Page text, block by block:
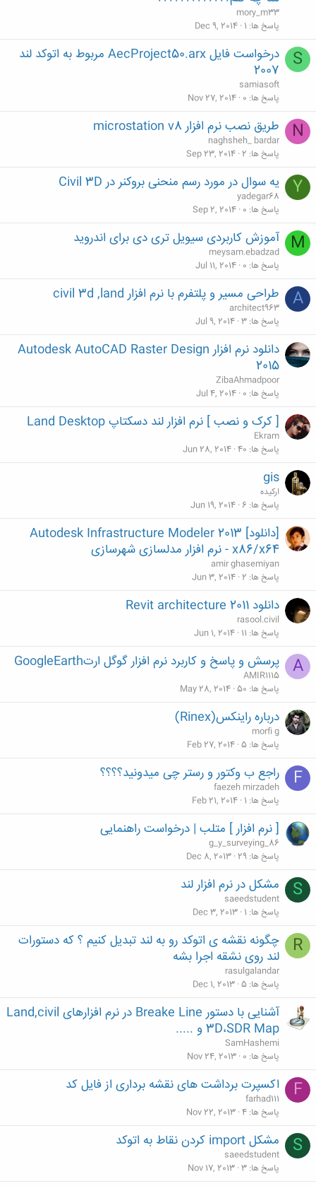
mory_m33
پاسخ ها 1
Dec 9, 2014
S
درخواست فایل AecProject50.arx مربوط به اتوکد لند
2007
samiasoft
پاسخ ها 0
Nov 27, 2014
N طریق نصب نرم افزار microstation v8
naghsheh_ bardar
پاسخ ها 2
Sep 23, 2014
Y یه سوال در مورد رسم منحنی بروکنر در Civil 3D
yadegar68
پاسخ ها 0
Sep 2, 2014
M آموزش کاربردی سیویل تری دی برای اندروید
meysam.ebadzad
پاسخ ها 0
Jul 11, 2014
A طراحی مسیر و پلتفرم با نرم افزار civil 3d ,land
architect963
پاسخ ها 3
Jul 9, 2014
دانلود نرم افزار Autodesk AutoCAD Raster Design
2015
ZibaAhmadpoor
پاسخ ها 0
Jul 4, 2014
[ کرک و نصب ] نرم افزار لند دسکتاپ Land Desktop
Ekram
پاسخ ها 40
Jun 28, 2014
gis
ارکیده
پاسخ ها 6
Jun 19, 2014
[دانلود] Autodesk Infrastructure Modeler 2013
x86/x64 - نرم افزار مدلسازی شهرسازی
amir ghasemiyan
پاسخ ها 2
Jun 3, 2014
دانلود Revit architecture 2011
rasool.civil
پاسخ ها 11
Jun 1, 2014
A پرسش و پاسخ و کاربرد نرم افزار گوگل ارتGoogleEarth
AMIR1115
پاسخ ها 50
May 28, 2014
درباره راینکس(Rinex)
morfi g
پاسخ ها 5
Feb 27, 2014
F راجع ب وکتور و رستر چی میدونید؟؟؟؟
faezeh mirzadeh
پاسخ ها 1
Feb 21, 2014
[ نرم افزار ] متلب | درخواست راهنمایی
g_y_surveying_86
پاسخ ها 29
Dec 8, 2013
S مشکل در نرم افزار لند
saeedstudent
پاسخ ها 1
Dec 3, 2013
R
چگونه نقشه ی اتوکد رو به لند تبدیل کنیم ؟ که دستورات
لند روی نشقه اجرا بشه
rasulgalandar
پاسخ ها 5
Dec 1, 2013
آشنایی با دستور Breake Line در نرم افزارهای Land,civil
3D،SDR Map و .....
SamHashemi
پاسخ ها 0
Nov 24, 2013
F اکسپرت برداشت های نقشه برداری از فایل کد
farhad111
پاسخ ها 4
Nov 22, 2013
S مشکل import کردن نقاط به اتوکد
saeedstudent
پاسخ ها 3
Nov 17, 2013